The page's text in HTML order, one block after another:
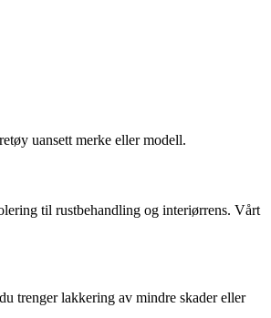
uansett merke eller modell.
til rustbehandling og interiørrens. Vårt
trenger lakkering av mindre skader eller